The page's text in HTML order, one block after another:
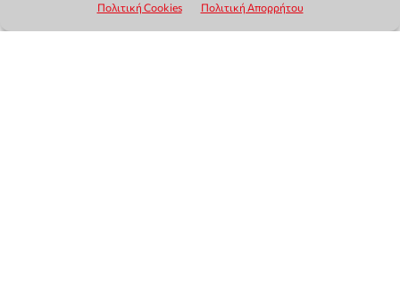
Πολιτική Cookies Πολιτική Απορρήτου